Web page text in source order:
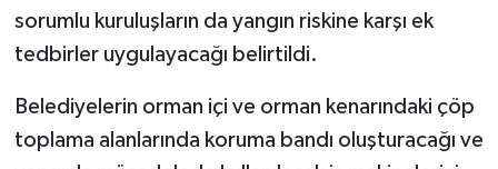
sorumlu kuruluşların da yangın riskine karşı ek
tedbirler uygulayacağı belirtildi.
Belediyelerin orman içi ve orman kenarındaki çöp
toplama alanlarında koruma bandı oluşturacağı ve